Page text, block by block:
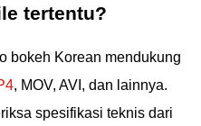
tertentu?
bokeh Korean mendukung
, MOV, AVI, dan lainnya.
spesifikasi teknis dari